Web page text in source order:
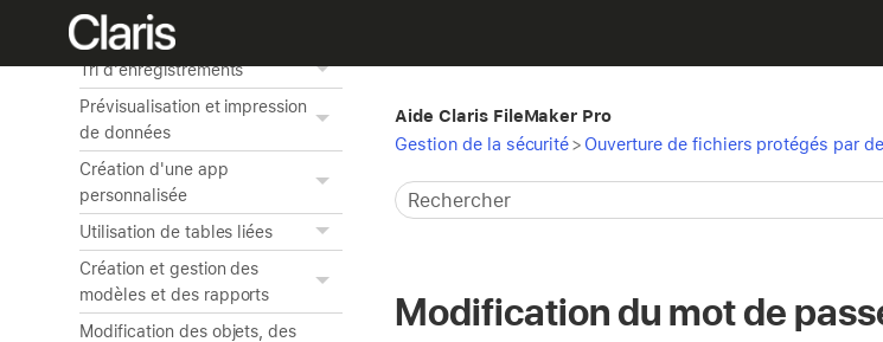
Recherche d'enregistrements
Tri d'enregistrements
Prévisualisation et impression
de données
Création d'une app
personnalisée
Utilisation de tables liées
Création et gestion des
modèles et des rapports
Modification des objets, des
Aide Claris FileMaker Pro
Gestion de la sécurité> Ouverture de fichiers protégés par
Modification du mot de